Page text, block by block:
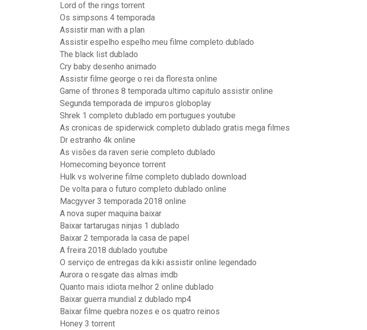
Lord of the rings torrent
Os simpsons 4 temporada
Assistir man with a plan
Assistir espelho espelho meu filme completo dublado
The black list dublado
Cry baby desenho animado
Assistir filme george o rei da floresta online
Game of thrones 8 temporada ultimo capitulo assistir online
Segunda temporada de impuros globoplay
Shrek 1 completo dublado em portugues youtube
As cronicas de spiderwick completo dublado gratis mega filmes
Dr estranho 4k online
As visões da raven serie completo dublado
Homecoming beyonce torrent
Hulk vs wolverine filme completo dublado download
De volta para o futuro completo dublado online
Macgyver 3 temporada 2018 online
A nova super maquina baixar
Baixar tartarugas ninjas 1 dublado
Baixar 2 temporada la casa de papel
A freira 2018 dublado youtube
O serviço de entregas da kiki assistir online legendado
Aurora o resgate das almas imdb
Quanto mais idiota melhor 2 online dublado
Baixar guerra mundial z dublado mp4
Baixar filme quebra nozes e os quatro reinos
Honey 3 torrent